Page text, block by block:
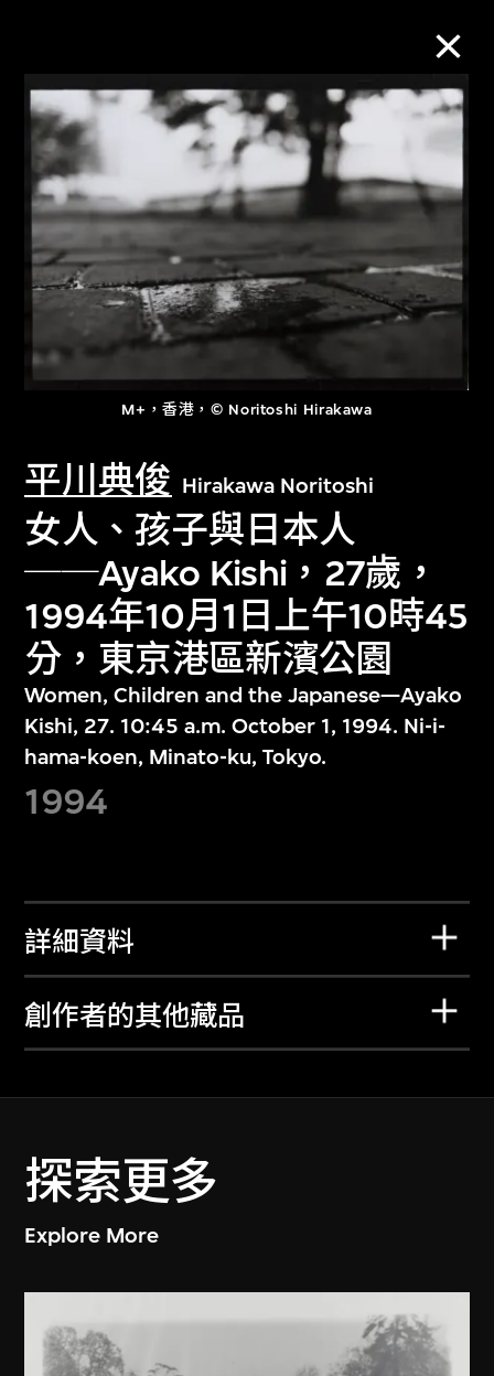
M+，香港，© Noritoshi Hirakawa
平川典俊 Hirakawa Noritoshi
女人、孩子與日本人
──Ayako Kishi，27歲，
1994年10月1日上午10時45
分，東京港區新濱公園
Women, Children and the Japanese—Ayako
Kishi, 27. 10:45 a.m. October 1, 1994. Ni-i-
hama-koen, Minato-ku, Tokyo.
1994
詳細資料
創作者的其他藏品
探索更多
Explore More
M+藏品
進一步篩選 搜索
關於M+藏品
探索世界頂級的二十及二十一世紀視覺